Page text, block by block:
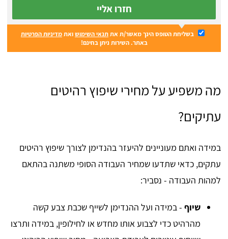
חזרו אליי
בשליחת הטופס הינך מאשר/ת אתתנאי השימושואתמדיניות הפרטיות
באתר. השירות ניתן בחינם!
מה משפיע על מחירי שיפוץ רהיטים
עתיקים?
במידה ואתם מעוניינים להיעזר בהנדימן לצורך שיפוץ רהיטים
עתקים, כדאי שתדעו שמחיר העבודה הסופי משתנה בהתאם
למהות העבודה - נסביר:
שיוף - במידה ועל ההנדימן לשייף שכבת צבע קשה
מהרהיט כדי לצבוע אותו מחדש או לחילופין, במידה ותרצו